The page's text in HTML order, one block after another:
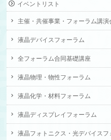
イベントリスト
主催・共催事業・フォーラム講演
液晶デバイスフォーラム
全フォーラム合同基礎講座
液晶物理・物性フォーラム
液晶化学・材料フォーラム
液晶ディスプレイフォーラム
液晶フォトニクス・光デバイスフ